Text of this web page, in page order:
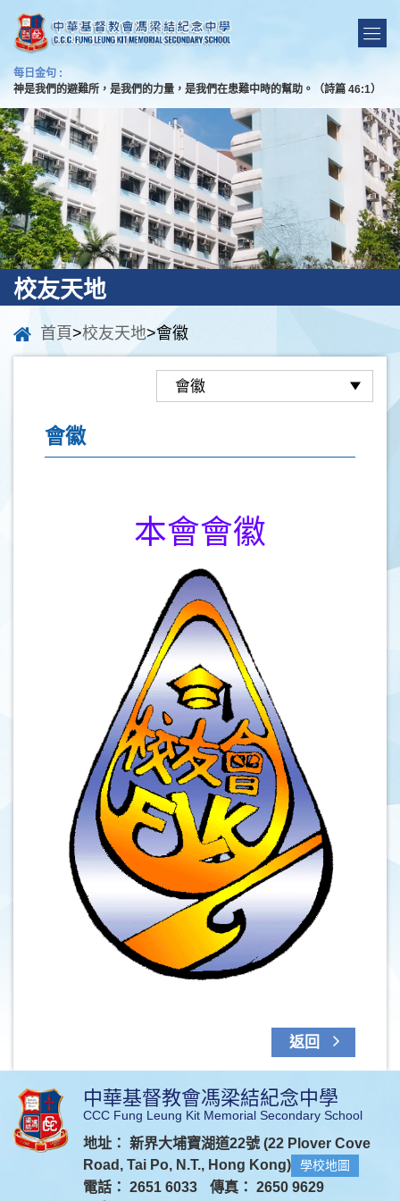
每日金句 :
神是我們的避難所，是我們的力量，是我們在患難中時的幫助。（詩篇 46:1）
校友天地
首頁>校友天地>會徽
會徽
本會會徽
返回
中華基督教會馮梁結紀念中學
CCC Fung Leung Kit Memorial Secondary School
地址： 新界大埔寶湖道22號 (22 Plover Cove
Road, Tai Po, N.T., Hong Kong)
學校地圖
電話： 2651 6033 傳真： 2650 9629